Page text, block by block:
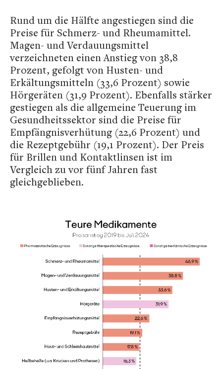
Rund um die Hälfte angestiegen sind die
Preise für Schmerz- und Rheumamittel.
Magen- und Verdauungsmittel
verzeichneten einen Anstieg von 38,8
Prozent, gefolgt von Husten- und
Erkältungsmitteln (33,6 Prozent) sowie
Hörgeräten (31,9 Prozent). Ebenfalls stärker
gestiegen als die allgemeine Teuerung im
Gesundheitssektor sind die Preise für
Empfängnisverhütung (22,6 Prozent) und
die Rezeptgebühr (19,1 Prozent). Der Preis
für Brillen und Kontaktlinsen ist im
Vergleich zu vor fünf Jahren fast
gleichgeblieben.